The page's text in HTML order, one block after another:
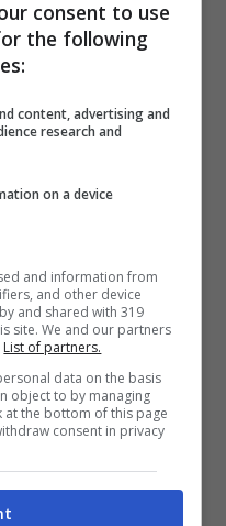
consent to use
the following
content, advertising and
research and
on a device
and information from
and other device
and shared with 319
site. We and our partners
List of partners.
data on the basis
object to by managing
the bottom of this page
consent in privacy